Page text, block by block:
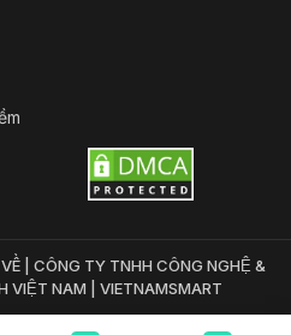
| CÔNG TY TNHH CÔNG NGHỆ &
VIỆT NAM | VIETNAMSMART